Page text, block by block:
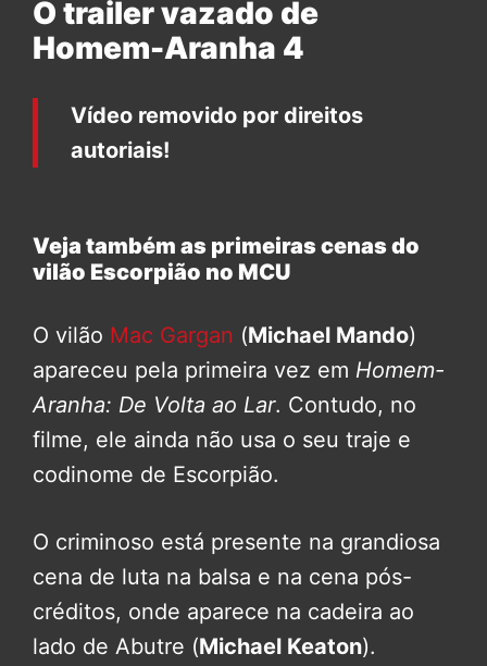
O trailer vazado de
Homem-Aranha 4
Vídeo removido por direitos
autoriais!
Veja também as primeiras cenas do
vilão Escorpião no MCU
O vilão Mac Gargan (Michael Mando)
apareceu pela primeira vez em Homem-
Aranha: De Volta ao Lar. Contudo, no
filme, ele ainda não usa o seu traje e
codinome de Escorpião.
O criminoso está presente na grandiosa
cena de luta na balsa e na cena pós-
créditos, onde aparece na cadeira ao
lado de Abutre (Michael Keaton).